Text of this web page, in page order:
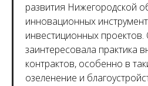
развития Нижегородской
инновационных
инвестиционных
заинтересовала практика
контрактов, особенно в
озеленение и